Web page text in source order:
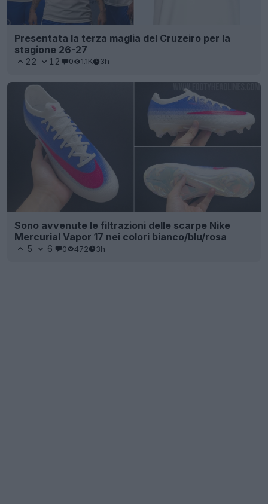
Presentata la terza maglia del Cruzeiro per la
stagione 26-27
22 12 0 1.1K 3h
Sono avvenute le filtrazioni delle scarpe Nike
Mercurial Vapor 17 nei colori bianco/blu/rosa
5 6 0 472 3h